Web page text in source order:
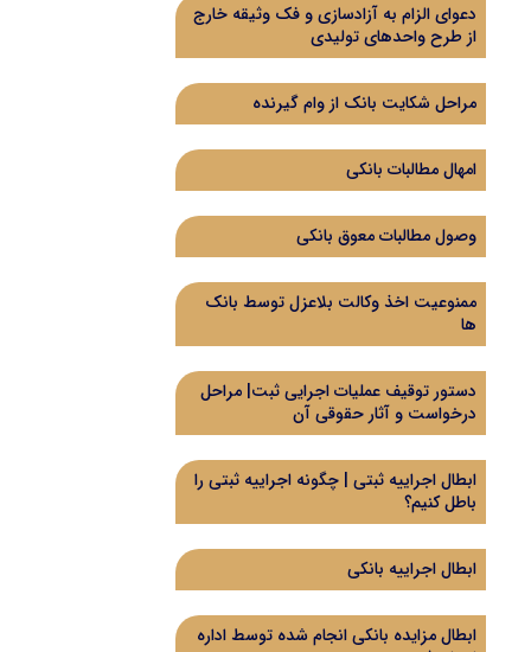
دعوای الزام به آزادسازی و فک وثیقه خارج
از طرح واحدهای تولیدی
مراحل شکایت بانک از وام گیرنده
امهال مطالبات بانکی
وصول مطالبات معوق بانکی
ممنوعیت اخذ وکالت بلاعزل توسط بانک
ها
دستور توقیف عملیات اجرایی ثبت| مراحل
درخواست و آثار حقوقی آن
ابطال اجراییه ثبتی | چگونه اجراییه ثبتی را
باطل کنیم؟
ابطال اجراییه بانکی
ابطال مزایده بانکی انجام شده توسط اداره